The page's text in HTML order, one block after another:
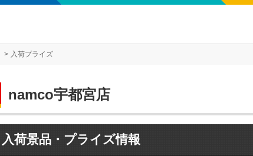
入荷プライズ
namco宇都宮店
入荷景品・プライズ情報